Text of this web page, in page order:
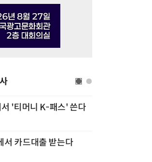
'티머니 K-패스' 쓴다
서 카드대출 받는다